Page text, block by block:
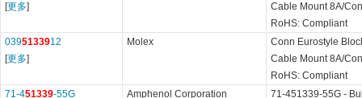
[更多]
Cable Mount 8A/
RoHS: Compliant
0395133912
[更多]
Molex
Conn Eurostyle
Cable Mount 8A/
RoHS: Compliant
71-451339-55G
Amphenol Corporation
71-451339-55G -